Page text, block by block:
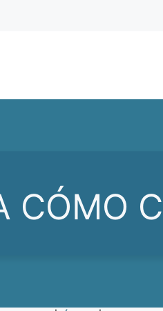
CÓMO